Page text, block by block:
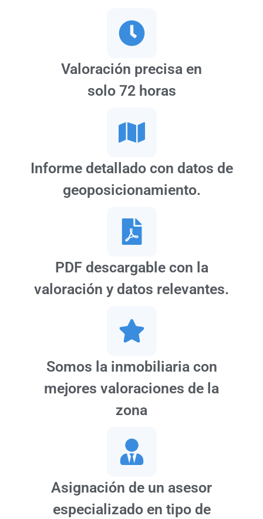
Valoración precisa en
solo 72 horas
Informe detallado con datos de
geoposicionamiento.
PDF descargable con la
valoración y datos relevantes.
Somos la inmobiliaria con
mejores valoraciones de la
zona
Asignación de un asesor
especializado en tipo de